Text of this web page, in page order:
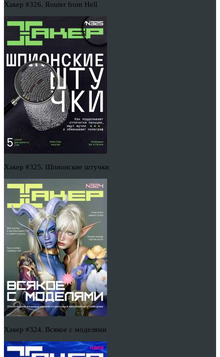
Хакер #326. Router from Hell
Хакер #325. Шпионские штучки
Хакер #324. Всякое с моделями